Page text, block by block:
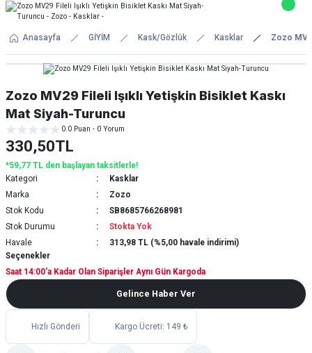
Anasayfa GİYİM Kask/Gözlük Kasklar Zozo
Zozo MV29 Fileli Işıklı Yetişkin Bisiklet Kaskı
Mat Siyah-Turuncu
0.0 Puan - 0 Yorum
330,50TL
*59,77 TL den başlayan taksitlerle!
Kategori
Kasklar
Marka
Zozo
Stok Kodu
SB8685766268981
Stok Durumu
Stokta Yok
Havale
313,98 TL (%5,00 havale indirimi)
Saat 14:00'a Kadar Olan Siparişler Aynı Gün Kargoda
Seçenekler
Gelince Haber Ver
Hızlı Gönderi Kargo Ücreti: 149 ₺